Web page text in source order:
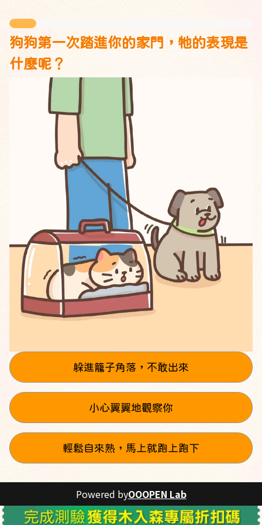
狗狗第一次踏進你的家門，牠的表現是
什麼呢？
躲進籠子角落，不敢出來
小心翼翼地觀察你
輕鬆自來熟，馬上就跑上跑下
Powered byOOOPEN Lab